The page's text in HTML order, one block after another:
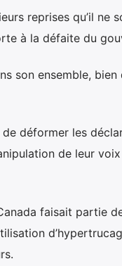
reprises qu’il ne
à la défaite du
son ensemble,
déformer les
de leur
faisait partie